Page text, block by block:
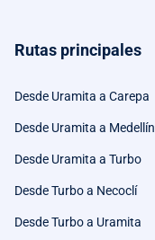
Rutas principales
Desde Uramita a Carepa
Desde Uramita a Medellín
Desde Uramita a Turbo
Desde Turbo a Necoclí
Desde Turbo a Uramita